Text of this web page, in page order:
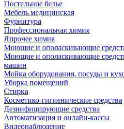
Постельное белье
Мебель медицинская
Фурнитура
Профессиональная химия
Япрочее химия
Моющие и ополаскивающие
Моющие и ополаскивающие
машин
Мойка оборудования, посуды и
Уборка помещений
Стирка
Косметико-гигиенические средства
Дезинфицирующие средства
Автоматизация и онлайн-кассы
Видеонаблюдение